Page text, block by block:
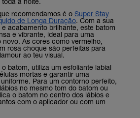
recomendamos é o Super Stay
de Longa Duração. Com a sua
acabamento brilhante, este batom
e vibrante, ideal para uma
As cores como vermelho,
rosa choque são perfeitas para
ao teu visual.
batom, utiliza um esfoliante labial
mortas e garantir uma
Para um contorno perfeito,
no mesmo tom do batom ou
o batom no centro dos lábios e
com o aplicador ou com um